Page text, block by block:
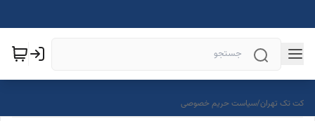
کت تک تهران/سیاست حریم خصوصی